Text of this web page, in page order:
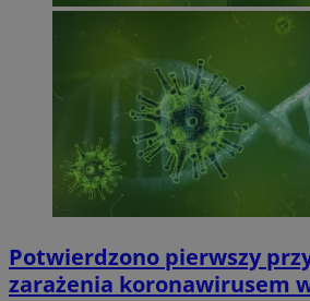
Potwierdzono pierwszy
zarażenia koronawirusem